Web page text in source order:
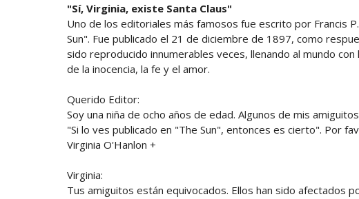
"Sí, Virginia, existe Santa Claus"
Uno de los editoriales más famosos fue escrito por Francis
Sun". Fue publicado el 21 de diciembre de 1897, como
sido reproducido innumerables veces, llenando al mundo
de la inocencia, la fe y el amor.
Querido Editor:
Soy una niña de ocho años de edad. Algunos de mis
"Si lo ves publicado en "The Sun", entonces es cierto". Por
Virginia O'Hanlon +
Virginia:
Tus amiguitos están equivocados. Ellos han sido afectados